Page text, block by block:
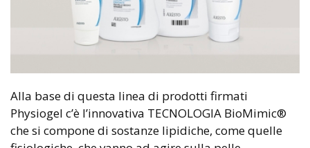
Alla base di questa linea di prodotti firmati
Physiogel c’è l’innovativa TECNOLOGIA BioMimic®
che si compone di sostanze lipidiche, come quelle